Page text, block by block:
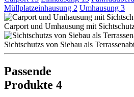
Müllplatzeinhausung 2 Umhausung 3
Carport und Umhausung mit
Sichtschutzs von Siebau als
Passende
Produkte 4